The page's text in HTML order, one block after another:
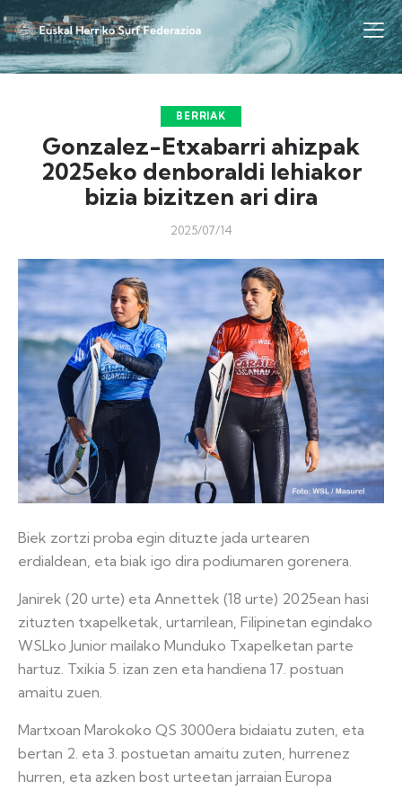
BERRIAK
Gonzalez-Etxabarri ahizpak
2025eko denboraldi lehiakor
bizia bizitzen ari dira
2025/07/14
Biek zortzi proba egin dituzte jada urtearen
erdialdean, eta biak igo dira podiumaren gorenera.
Janirek (20 urte) eta Annettek (18 urte) 2025ean hasi
zituzten txapelketak, urtarrilean, Filipinetan egindako
WSLko Junior mailako Munduko Txapelketan parte
hartuz. Txikia 5. izan zen eta handiena 17. postuan
amaitu zuen.
Martxoan Marokoko QS 3000era bidaiatu zuten, eta
bertan 2. eta 3. postuetan amaitu zuten, hurrenez
hurren, eta azken bost urteetan jarraian Europa